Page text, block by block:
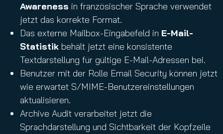
Awareness in französischer Sprache verwendet
jetzt das korrekte Format.
Das externe Mailbox-Eingabefeld in E-Mail-
Statistik behält jetzt eine konsistente
Textdarstellung für gültige E-Mail-Adressen bei.
Benutzer mit der Rolle Email Security können jetzt
wie erwartet S/MIME-Benutzereinstellungen
aktualisieren.
Archive Audit verarbeitet jetzt die
Sprachdarstellung und Sichtbarkeit der Kopfzeile